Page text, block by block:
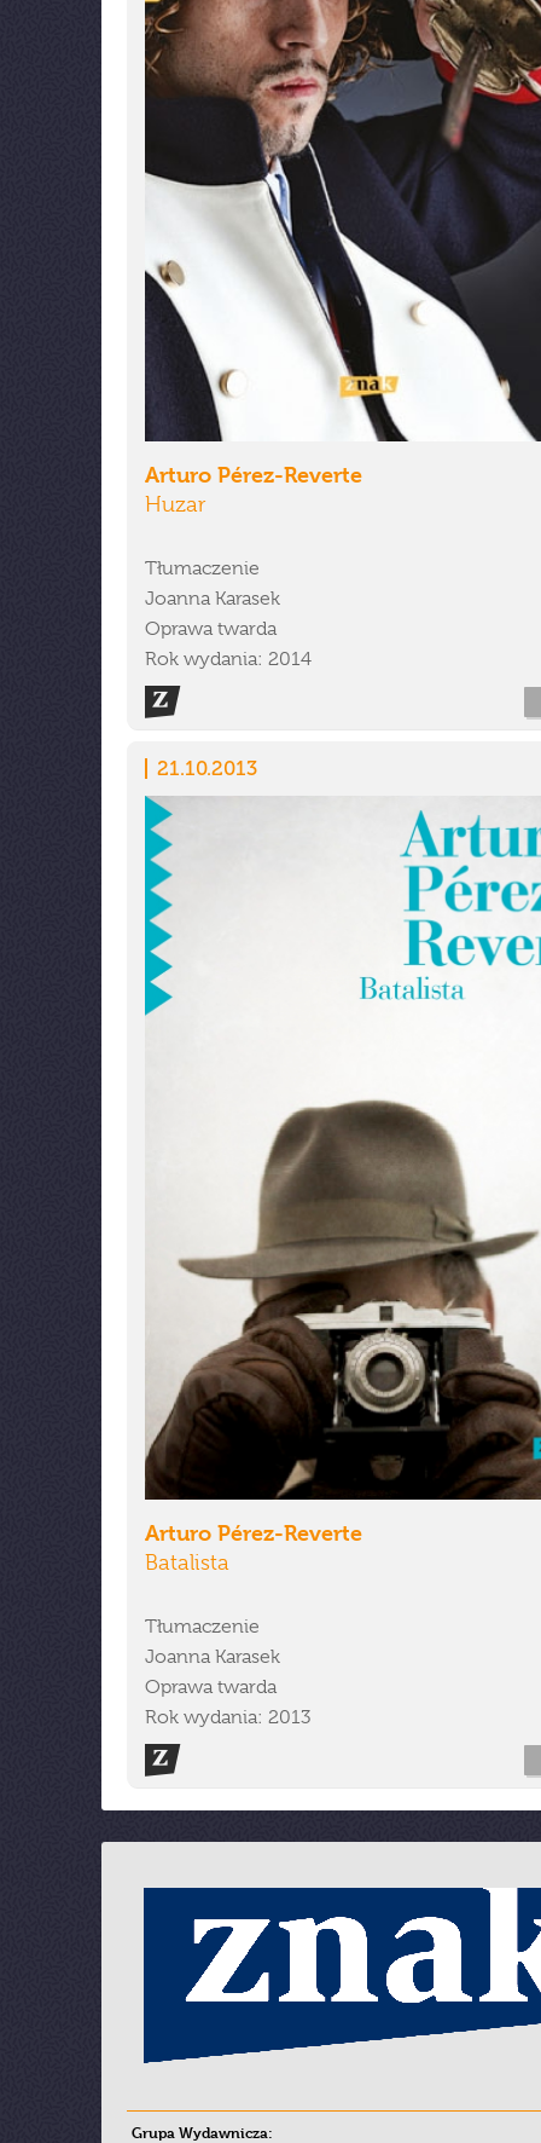
Arturo Pérez-Reverte
Huzar
Tłumaczenie
Joanna Karasek
Oprawa twarda
Rok wydania: 2014
21.10.2013
Arturo Pérez-Reverte
Batalista
Tłumaczenie
Joanna Karasek
Oprawa twarda
Rok wydania: 2013
Grupa Wydawnicza: